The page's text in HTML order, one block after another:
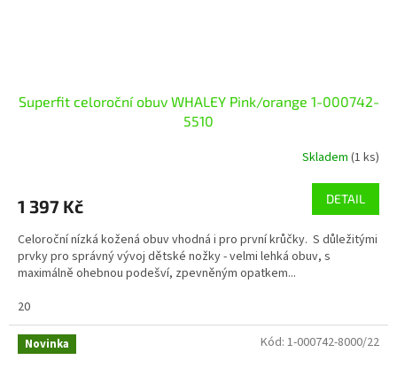
Superfit celoroční obuv WHALEY Pink/orange 1-000742-
5510
Skladem (1 ks)
1 397 Kč DETAIL
Celoroční nízká kožená obuv vhodná i pro první krůčky. S důležitými
prvky pro správný vývoj dětské nožky - velmi lehká obuv, s
maximálně ohebnou podešví, zpevněným opatkem...
20
Novinka Kód: 1-000742-8000/22